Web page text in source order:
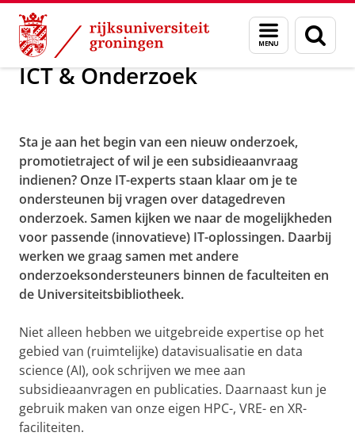
Skip
Content
Skip
Navigation
Menu
en
zoeken
Maatschappij/bedrijven ICT & Onderzoek
ICT & Onderzoek
Versnel en innoveer je onderzoek met
IT
Sta je aan het begin van een nieuw onderzoek,
promotietraject of wil je een subsidieaanvraag
indienen? Onze IT-experts staan klaar om je te
ondersteunen bij vragen over datagedreven
onderzoek. Samen kijken we naar de mogelijkheden
voor passende (innovatieve) IT-oplossingen. Daarbij
werken we graag samen met andere
onderzoeksondersteuners binnen de faculteiten en
de Universiteitsbibliotheek.
Niet alleen hebben we uitgebreide expertise op het
gebied van (ruimtelijke) datavisualisatie en data
science (AI), ook schrijven we mee aan
subsidieaanvragen en publicaties. Daarnaast kun je
gebruik maken van onze eigen HPC-, VRE- en XR-
faciliteiten.